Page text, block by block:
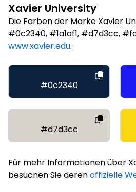
Xavier University
Die Farben der Marke Xavier
#0c2340, #1a1af1, #d7d3cc,
www.xavier.edu.
#0c2340
#d7d3cc
Für mehr Informationen über
besuchen Sie derenoffizielle